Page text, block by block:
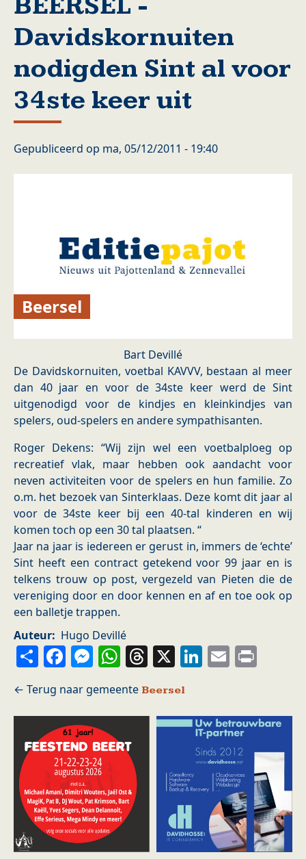
Davidskornuiten
nodigden Sint al voor
34ste keer uit
Gepubliceerd op ma, 05/12/2011 - 19:40
Beersel
Bart Devillé
De Davidskornuiten, voetbal KAVVV, bestaan al meer
dan 40 jaar en voor de 34ste keer werd de Sint
uitgenodigd voor de kindjes en kleinkindjes van
spelers, oud-spelers en andere sympathisanten.
Roger Dekens: “Wij zijn wel een voetbalploeg op
recreatief vlak, maar hebben ook aandacht voor
neven activiteiten voor de spelers en hun familie. Zo
o.m. het bezoek van Sinterklaas. Deze komt dit jaar al
voor de 34ste keer bij een 40-tal kinderen en wij
komen toch op een 30 tal plaatsen. “
Jaar na jaar is iedereen er gerust in, immers de ‘echte’
Sint heeft een contract getekend voor 99 jaar en is
telkens trouw op post, vergezeld van Pieten die de
vereniging door en door kennen en af en toe ook op
een balletje trappen.
Auteur
Hugo Devillé
ShareFacebook
Messenger
WhatsApp
Threads
X LinkedIn
Email
Beersel